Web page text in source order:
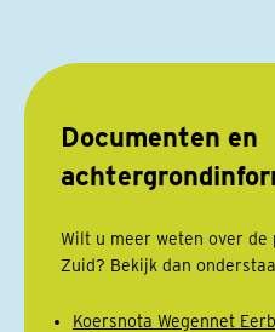
Documenten en
Wilt u meer weten over de
Zuid? Bekijk dan
Koersnota Wegennet